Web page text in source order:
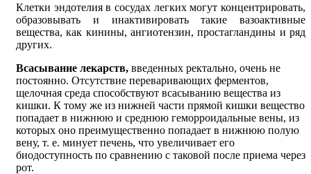
Клетки эндотелия в сосудах легких могут концентрировать,
образовывать и инактивировать такие вазоактивные
вещества, как кинины, ангиотензин, простагландины и ряд
других.
Всасывание лекарств, введенных ректально, очень не
постоянно. Отсутствие переваривающих ферментов,
щелочная среда способствуют всасыванию вещества из
кишки. К тому же из нижней части прямой кишки вещество
попадает в нижнюю и среднюю геморроидальные вены, из
которых оно преимущественно попадает в нижнюю полую
вену, т. е. минует печень, что увеличивает его
биодоступность по сравнению с таковой после приема через
рот.